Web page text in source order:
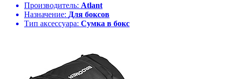
Производитель: Atlant
Назначение: Для боксов
Тип аксессуара: Сумка в бокс